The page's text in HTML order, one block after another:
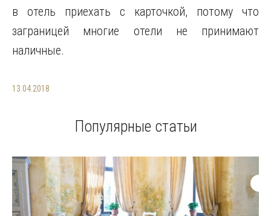
в отель приехать с карточкой, потому что
заграницей многие отели не принимают
наличные.
13.04.2018
Популярные статьи